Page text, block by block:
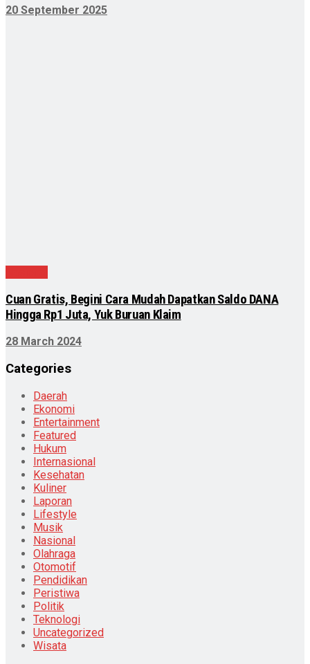
20 September 2025
Cuan Gratis, Begini Cara Mudah Dapatkan Saldo DANA
Hingga Rp1 Juta, Yuk Buruan Klaim
28 March 2024
Categories
Daerah
Ekonomi
Entertainment
Featured
Hukum
Internasional
Kesehatan
Kuliner
Laporan
Lifestyle
Musik
Nasional
Olahraga
Otomotif
Pendidikan
Peristiwa
Politik
Teknologi
Uncategorized
Wisata